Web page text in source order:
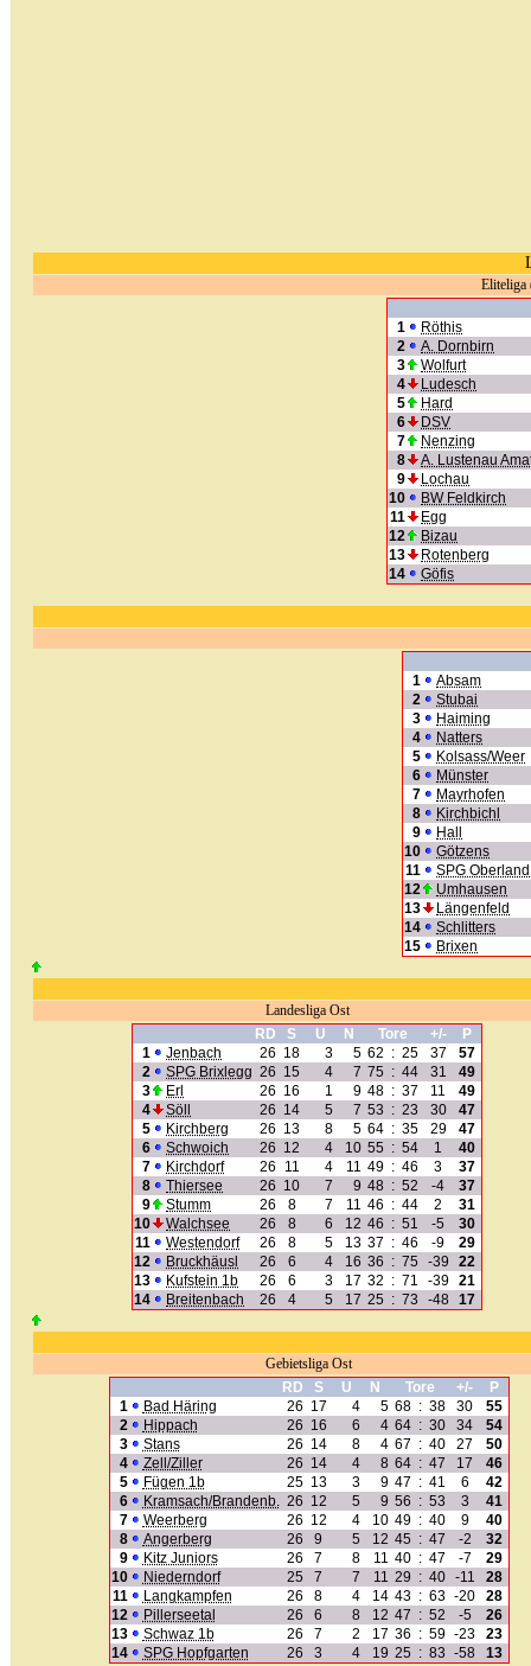
Eliteliga
1
Röthis
2
A. Dornbirn
3
Wolfurt
4
Ludesch
5
Hard
6
DSV
7
Nenzing
8
A. Lustenau
9
Lochau
10
BW Feldkirch
11
Egg
12
Bizau
13
Rotenberg
14
Göfis
1
Absam
2
Stubai
3
Haiming
4
Natters
5
Kolsass/Weer
6
Münster
7
Mayrhofen
8
Kirchbichl
9
Hall
10
Götzens
11
SPG Oberland
12
Umhausen
13
Längenfeld
14
Schlitters
15
Brixen
Landesliga Ost
RD
S U N Tore +/-
P
1
Jenbach 26 18 3 5 62 : 25 37
57
2
SPG Brixlegg 26 15 4 7 75 : 44 31
49
3
Erl 26 16 1 9 48 : 37 11
49
4
Söll 26 14 5 7 53 : 23 30
47
5
Kirchberg 26 13 8 5 64 : 35 29
47
6
Schwoich 26 12 4 10 55 : 54 1
40
7
Kirchdorf 26 11 4 11 49 : 46 3
37
8
Thiersee 26 10 7 9 48 : 52 -4
37
9
Stumm 26 8 7 11 46 : 44 2
31
10
Walchsee 26 8 6 12 46 : 51 -5
30
11
Westendorf 26 8 5 13 37 : 46 -9
29
12
Bruckhäusl 26 6 4 16 36 : 75 -39
22
13
Kufstein 1b 26 6 3 17 32 : 71 -39
21
14
Breitenbach 26 4 5 17 25 : 73 -48 17
Gebietsliga Ost
RD
S U N Tore +/-
P
1
Bad Häring 26 17 4 5 68 : 38 30
55
2
Hippach 26 16 6 4 64 : 30 34
54
3
Stans 26 14 8 4 67 : 40 27
50
4
Zell/Ziller 26 14 4 8 64 : 47 17
46
5
Fügen 1b 25 13 3 9 47 : 41 6
42
6
Kramsach/Brandenb. 26 12 5 9 56 : 53 3
41
7
Weerberg 26 12 4 10 49 : 40 9
40
8
Angerberg 26 9 5 12 45 : 47 -2
32
9
Kitz Juniors 26 7 8 11 40 : 47 -7
29
10
Niederndorf 25 7 7 11 29 : 40 -11
28
11
Langkampfen 26 8 4 14 43 : 63 -20
28
12
Pillerseetal 26 6 8 12 47 : 52 -5
26
13
Schwaz 1b 26 7 2 17 36 : 59 -23
23
14
SPG Hopfgarten 26 3 4 19 25 : 83 -58 13